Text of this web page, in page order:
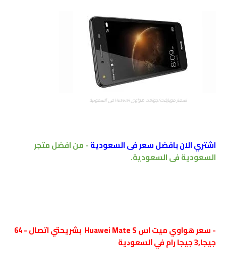
اسعار موبايلات/جوالات هواوي Huawei ﻓﻲ ﺍﻟﺴﻌﻮﺩﻳﺔ
اشتري الان بافضل سعر فى السعودية- من افضل متجر
السعودية فى السعودية.
- سعر هواوي ميت اس Huawei Mate S بشريحتي اتصال - 64
جيجا,3 جيجا رام
ﻓﻲ ﺍﻟﺴﻌﻮﺩﻳﺔ